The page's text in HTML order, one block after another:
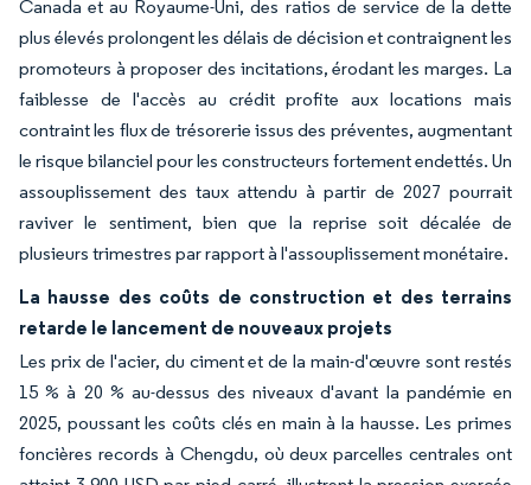
Canada et au Royaume-Uni, des ratios de service de la dette
plus élevés prolongent les délais de décision et contraignent les
promoteurs à proposer des incitations, érodant les marges. La
faiblesse de l'accès au crédit profite aux locations mais
contraint les flux de trésorerie issus des préventes, augmentant
le risque bilanciel pour les constructeurs fortement endettés. Un
assouplissement des taux attendu à partir de 2027 pourrait
raviver le sentiment, bien que la reprise soit décalée de
plusieurs trimestres par rapport à l'assouplissement monétaire.
La hausse des coûts de construction et des terrains
retarde le lancement de nouveaux projets
Les prix de l'acier, du ciment et de la main-d'œuvre sont restés
15 % à 20 % au-dessus des niveaux d'avant la pandémie en
2025, poussant les coûts clés en main à la hausse. Les primes
foncières records à Chengdu, où deux parcelles centrales ont